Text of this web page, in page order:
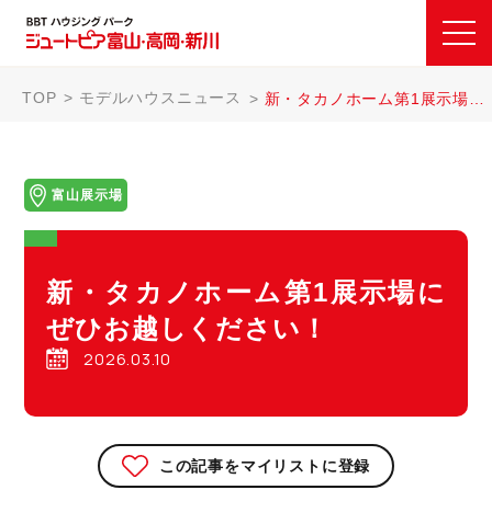
TOP モデルハウスニュース 新・タカノホーム第1展示場にぜひお越しください！
富山展示場
新・タカノホーム第1展示場に
ぜひお越しください！
2026.03.10
この記事をマイリストに登録